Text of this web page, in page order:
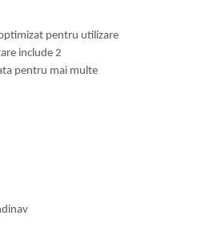
pentru utilizare
include 2
pentru mai multe